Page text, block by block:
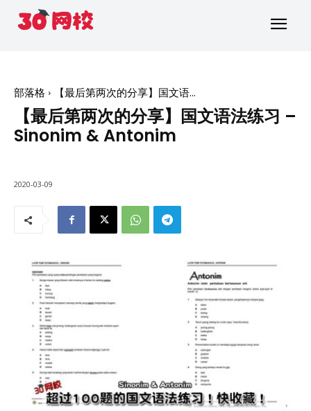
部落格 【最后第两次的分享】国文语...
【最后第两次的分享】国文语法练习 –
Sinonim & Antonim
2020-03-09